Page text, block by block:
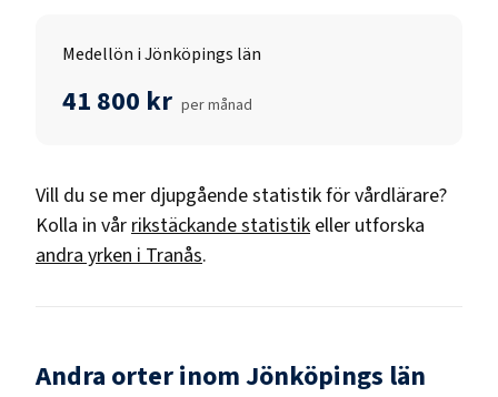
Medellön i Jönköpings län
41 800 kr per månad
Vill du se mer djupgående statistik förvårdlärare?
Kolla in vår rikstäckande statistik eller utforska
andra yrken i Tranås.
Andra orter inom Jönköpings län